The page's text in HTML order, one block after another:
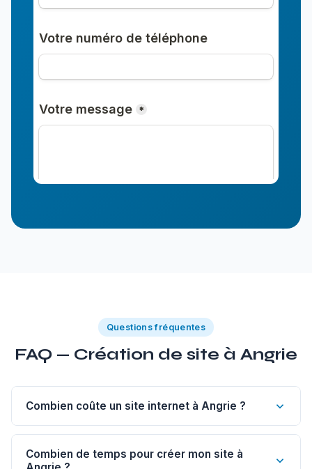
Questions fréquentes
FAQ — Création de site à Angrie
Combien coûte un site internet à Angrie ?
Un site vitrine de 1 à 5 pages à Angrie commence à 1
200€. Un site sur-mesure est à partir de 1 800€, un e-
Combien de temps pour créer mon site à